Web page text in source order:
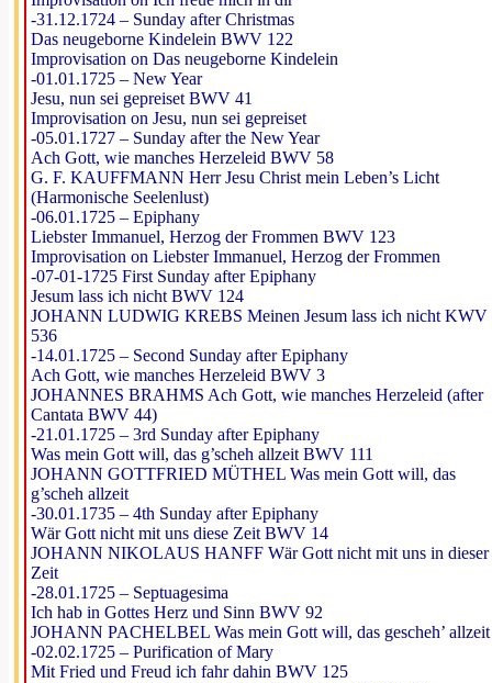
-31.12.1724 – Sunday after Christmas
Das neugeborne Kindelein BWV 122
Improvisation on Das neugeborne Kindelein
-01.01.1725 – New Year
Jesu, nun sei gepreiset BWV 41
Improvisation on Jesu, nun sei gepreiset
-05.01.1727 – Sunday after the New Year
Ach Gott, wie manches Herzeleid BWV 58
G. F. KAUFFMANN Herr Jesu Christ mein Leben’s Licht
(Harmonische Seelenlust)
-06.01.1725 – Epiphany
Liebster Immanuel, Herzog der Frommen BWV 123
Improvisation on Liebster Immanuel, Herzog der Frommen
-07-01-1725 First Sunday after Epiphany
Jesum lass ich nicht BWV 124
JOHANN LUDWIG KREBS Meinen Jesum lass ich nicht KWV
536
-14.01.1725 – Second Sunday after Epiphany
Ach Gott, wie manches Herzeleid BWV 3
JOHANNES BRAHMS Ach Gott, wie manches Herzeleid (after
Cantata BWV 44)
-21.01.1725 – 3rd Sunday after Epiphany
Was mein Gott will, das g’scheh allzeit BWV 111
JOHANN GOTTFRIED MÜTHEL Was mein Gott will, das
g’scheh allzeit
-30.01.1735 – 4th Sunday after Epiphany
Wär Gott nicht mit uns diese Zeit BWV 14
JOHANN NIKOLAUS HANFF Wär Gott nicht mit uns in dieser
Zeit
-28.01.1725 – Septuagesima
Ich hab in Gottes Herz und Sinn BWV 92
JOHANN PACHELBEL Was mein Gott will, das gescheh’ allzeit
-02.02.1725 – Purification of Mary
Mit Fried und Freud ich fahr dahin BWV 125